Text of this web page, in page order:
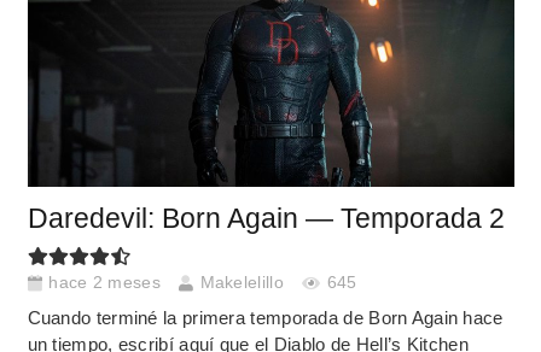
Daredevil: Born Again — Temporada 2
hace 2 meses Makelelillo 645
Cuando terminé la primera temporada de Born Again hace
un tiempo, escribí aquí que el Diablo de Hell’s Kitchen